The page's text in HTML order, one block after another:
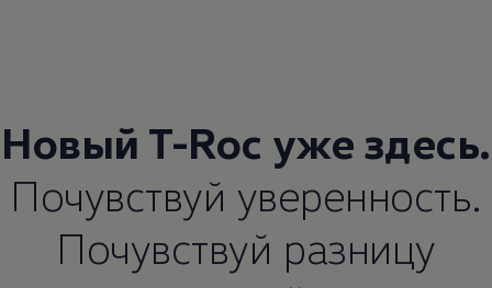
Новый T-Roc уже здесь.
Почувствуй уверенность.
Почувствуй разницу